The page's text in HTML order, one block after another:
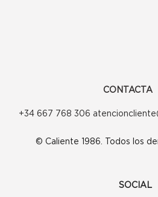
CONTACTA
+34 667 768 306
© Caliente 1986. Todos los
SOCIAL